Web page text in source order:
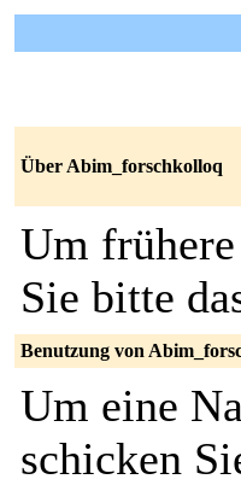
Über Abim_forschkolloq
Um
Sie bitte
Benutzung von
Um eine
schicken